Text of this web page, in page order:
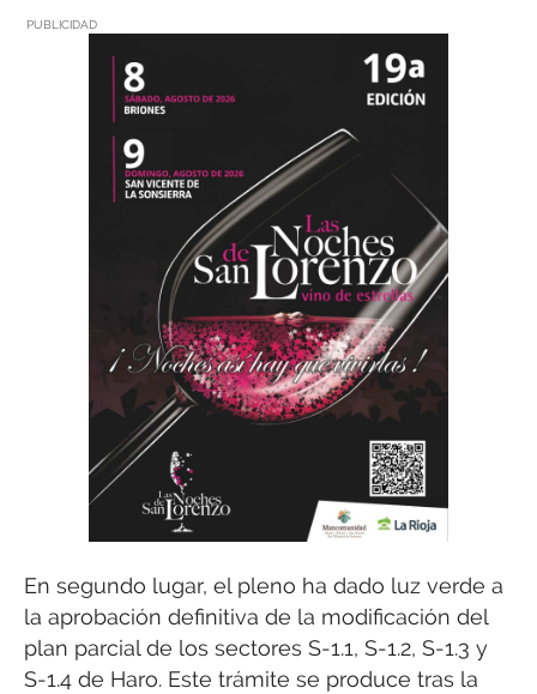
PUBLICIDAD
En segundo lugar, el pleno ha dado luz verde a
la aprobación definitiva de la modificación del
plan parcial de los sectores S-1.1, S-1.2, S-1.3 y
S-1.4 de Haro. Este trámite se produce tras la